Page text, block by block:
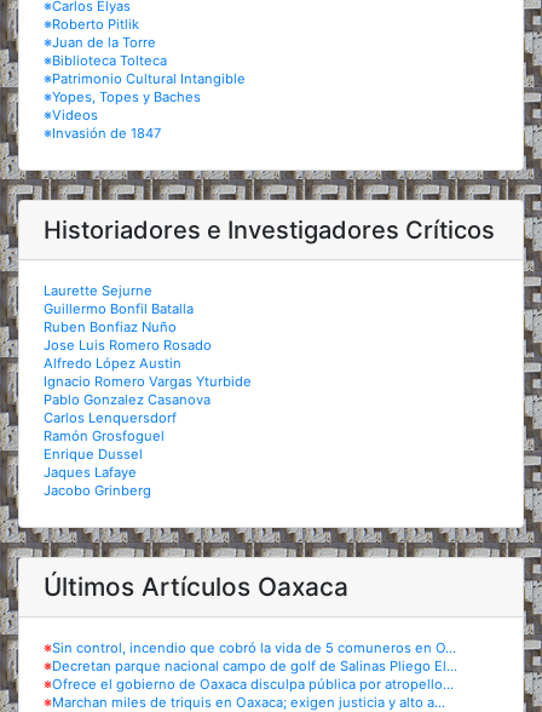
※Carlos Elyas
※Roberto Pitlik
※Juan de la Torre
※Biblioteca Tolteca
※Patrimonio Cultural Intangible
※Yopes, Topes y Baches
※Videos
※Invasión de 1847
Historiadores e Investigadores Críticos
Laurette Sejurne
Guillermo Bonfil Batalla
Ruben Bonfiaz Nuño
Jose Luis Romero Rosado
Alfredo López Austin
Ignacio Romero Vargas Yturbide
Pablo Gonzalez Casanova
Carlos Lenquersdorf
Ramón Grosfoguel
Enrique Dussel
Jaques Lafaye
Jacobo Grinberg
Últimos Artículos Oaxaca
※Sin control, incendio que cobró la vida de 5 comuneros en O...
※Decretan parque nacional campo de golf de Salinas Pliego El...
※Ofrece el gobierno de Oaxaca disculpa pública por atropello...
※Marchan miles de triquis en Oaxaca; exigen justicia y alto a...